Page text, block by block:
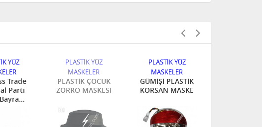
PLASTİK YÜZ
MASKELER
PLASTİK ÇOCUK
ZORRO MASKESİ
PLASTİK YÜZ
MASKELER
GÜMİŞİ PLASTİK
KORSAN MASKE
PLASTİK YÜZ
MASKELER
PLASTİK MASKE
ADET FİATI